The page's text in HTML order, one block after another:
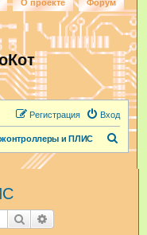
О проекте Форум
Вход
Регистрация
и ПЛИС
Поиск